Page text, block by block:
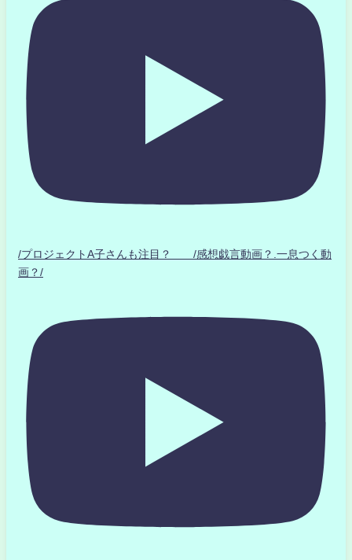
/プロジェクトA子さんも注目？ /感想戯言動画？.一息つく動
画？/